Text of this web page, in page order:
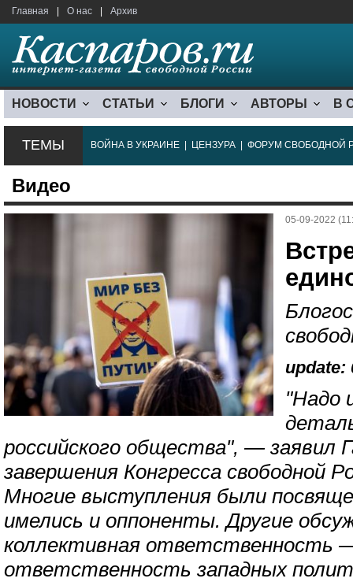
Главная О нас Архив
НОВОСТИ СТАТЬИ БЛОГИ АВТОРЫ В
ТЕМЫ ВОЙНА В УКРАИНЕ ЦЕНЗУРА ФОРУМ СВОБОДНОЙ
Видео
05-09-2022
update:
"Надо
российского общества", — заявил
завершения Конгресса свободной
Многие выступления были
имелись и оппоненты. Другие
коллективная ответственность
ответственность западных